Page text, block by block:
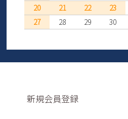
20
21 22 23
27
28 29 30
新規会員登録